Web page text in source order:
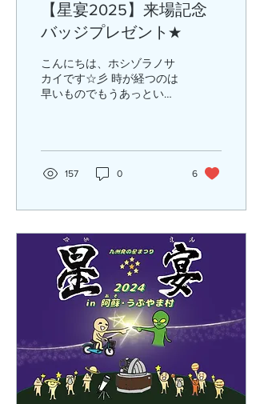
【星宴2025】来場記念
バッジプレゼント★
こんにちは、ホシゾラノサ
カイです☆彡 時が経つのは
早いものでもうあっという
宴”があるのです！ わたく
し、今年もポスターやバッ
ジデザインを担当しました
157 0 6